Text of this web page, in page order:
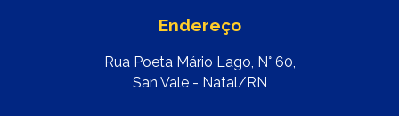
Endereço
Rua Poeta Mário Lago, N° 60,
San Vale - Natal/RN